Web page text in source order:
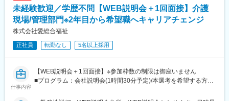
未経験歓迎／学歴不問【WEB説明会＋1回面接】介護
現場/管理部門※2年目から希望職へキャリアチェンジ
株式会社愛総合福祉
正社員 転勤なし 5名以上採用
仕事内容
【WEB説明会＋1回面接】※参加枠数の制限は御座いません
■プログラム：会社説明会(1時間30分予定)/本選考を希望する方は
て構いません。（後日の面接調整も可能です）